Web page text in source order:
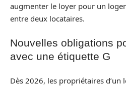
augmenter le loyer pour un
entre deux locataires.
Nouvelles obligations
avec une étiquette G
Dès 2026, les propriétaires d’un